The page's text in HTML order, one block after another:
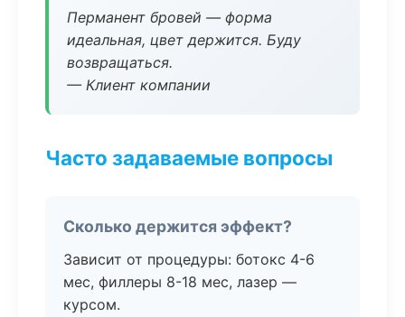
Перманент бровей — форма
идеальная, цвет держится. Буду
возвращаться.
— Клиент компании
Часто задаваемые вопросы
Сколько держится эффект?
Зависит от процедуры: ботокс 4-6
мес, филлеры 8-18 мес, лазер —
курсом.